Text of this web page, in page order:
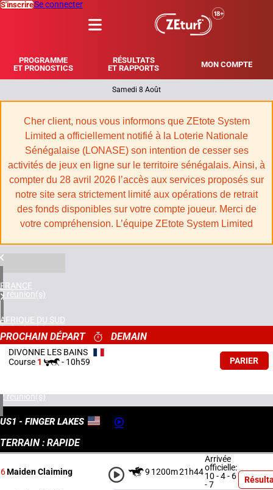
PROGRAMME
ET PRONOSTICS
RÉSULTATS
ET RAPPORTS
MON COMPTE
S'inscrireSe connecter
Samedi 8 Août
Cher client, nous vous informons que ZEtote System
Limited a officiellement notifié à la Loterie Nationale
Sénégalaise (LONASE) son intention de cesser ses
activités de jeux en ligne sur le territoire sénégalais. Ainsi, à
compter du 28 avril 2026 l’accès aux services proposés sur
notre site sera strictement limité aux opérations de retrait
des fonds disponibles sur votre compte joueur. Merci de
votre compréhension. L’équipe ZEtote System Limited
FRANCE
4 réunion(s)
AFRIQUE DU SUD
1 réunion(s)
ROYAUME-UNI
1 réunion(s)
2 réunion(s)
PROCHAIN DÉPART DEMAIN
DIVONNE LES BAINS
Course1 - 10h59 PARIER
US1 - FINGER LAKES
TERRAIN : RAPIDE
6Maiden Claiming 9 1200m21h44
Arrivée
officielle:
10 - 4 - 6
- 7